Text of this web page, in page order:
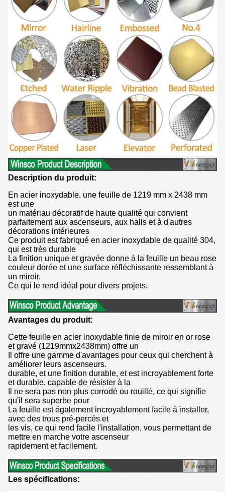
Description du produit:
En acier inoxydable, une feuille de 1219 mm x 2438 mm
est une
un matériau décoratif de haute qualité qui convient
parfaitement aux ascenseurs, aux halls et à d'autres
décorations intérieures
Ce produit est fabriqué en acier inoxydable de qualité 304,
qui est très durable
La finition unique et gravée donne à la feuille un beau rose
couleur dorée et une surface réfléchissante ressemblant à
un miroir.
Ce qui le rend idéal pour divers projets.
Avantages du produit:
Cette feuille en acier inoxydable finie de miroir en or rose
et gravé (1219mmx2438mm) offre un
Il offre une gamme d'avantages pour ceux qui cherchent à
améliorer leurs ascenseurs.
durable, et une finition durable, et est incroyablement forte
et durable, capable de résister à la
Il ne sera pas non plus corrodé ou rouillé, ce qui signifie
qu'il sera superbe pour
La feuille est également incroyablement facile à installer,
avec des trous pré-percés et
les vis, ce qui rend facile l'installation, vous permettant de
mettre en marche votre ascenseur
rapidement et facilement.
Les spécifications: